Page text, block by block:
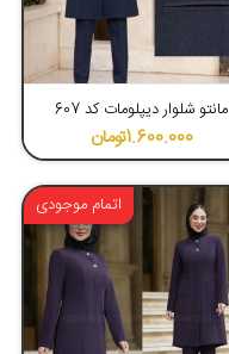
4.49
مانتو شلوار دیپلومات کد 607
1.600.000تومان
اتمام موجودی